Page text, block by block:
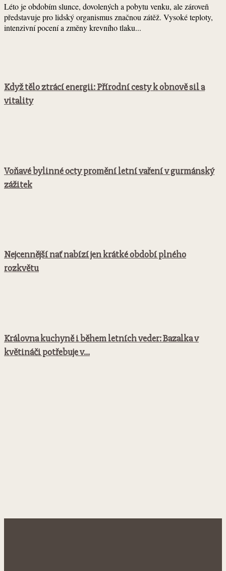
Léto je obdobím slunce, dovolených a pobytu venku, ale zároveň
představuje pro lidský organismus značnou zátěž. Vysoké teploty,
intenzivní pocení a změny krevního tlaku...
Když tělo ztrácí energii: Přírodní cesty k obnově sil a
vitality
Voňavé bylinné octy promění letní vaření v gurmánský
zážitek
Nejcennější nať nabízí jen krátké období plného
rozkvětu
Královna kuchyně i během letních veder: Bazalka v
květináči potřebuje v...